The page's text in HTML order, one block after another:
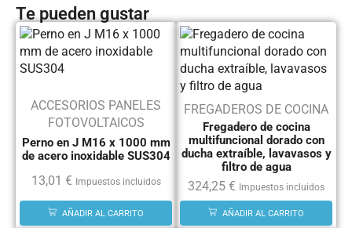
Te pueden gustar
ACCESORIOS PANELES
FOTOVOLTAICOS
Perno en J M16 x 1000 mm
de acero inoxidable SUS304
13,01 € Impuestos incluidos
AÑADIR AL CARRITO
FREGADEROS DE COCINA
Fregadero de cocina
multifuncional dorado con
ducha extraíble, lavavasos y
filtro de agua
324,25 € Impuestos incluidos
AÑADIR AL CARRITO